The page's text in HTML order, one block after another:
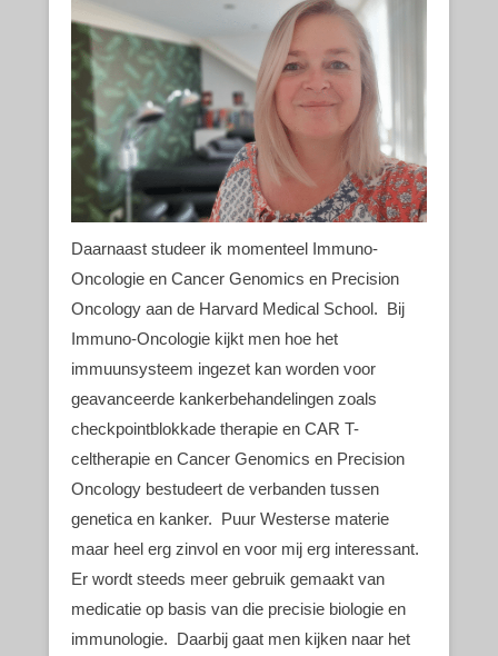
Daarnaast studeer ik momenteel Immuno-
Oncologie en Cancer Genomics en Precision
Oncology aan de Harvard Medical School. Bij
Immuno-Oncologie kijkt men hoe het
immuunsysteem ingezet kan worden voor
geavanceerde kankerbehandelingen zoals
checkpointblokkade therapie en CAR T-
celtherapie en Cancer Genomics en Precision
Oncology bestudeert de verbanden tussen
genetica en kanker. Puur Westerse materie
maar heel erg zinvol en voor mij erg interessant.
Er wordt steeds meer gebruik gemaakt van
medicatie op basis van die precisie biologie en
immunologie. Daarbij gaat men kijken naar het